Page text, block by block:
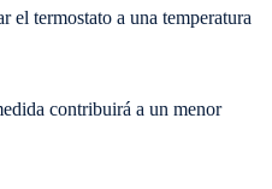
el termostato a una temperatura
contribuirá a un menor